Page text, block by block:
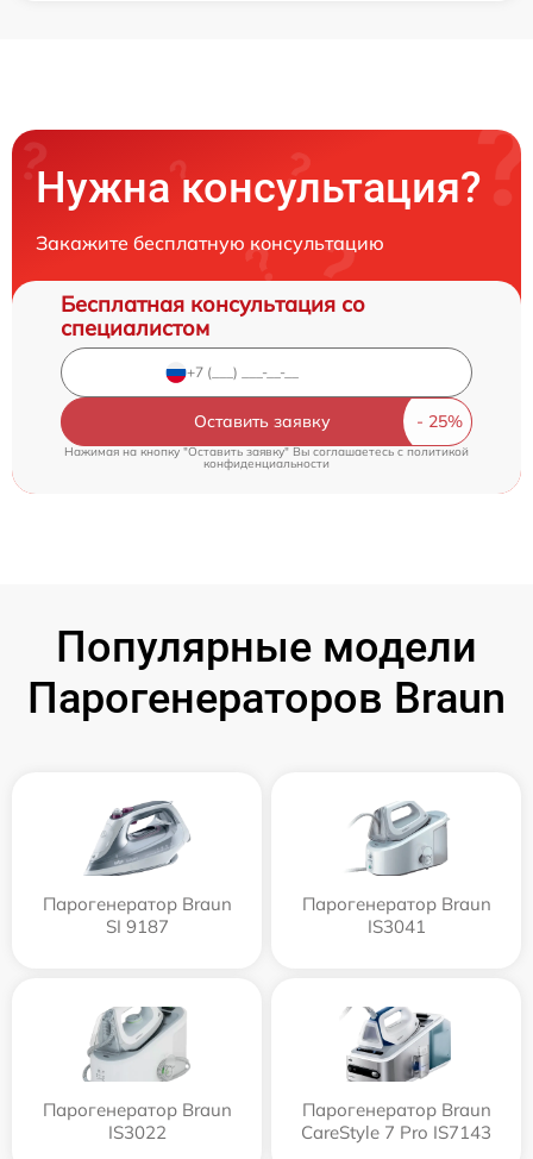
Нужна консультация?
Закажите бесплатную консультацию
Бесплатная консультация со
специалистом
Оставить заявку
Нажимая на кнопку "Оставить заявку" Вы соглашаетесь cполитикой
конфиденциальности
Популярные модели
Парогенераторов Braun
Парогенератор Braun
SI 9187
Парогенератор Braun
IS3041
Парогенератор Braun
IS3022
Парогенератор Braun
CareStyle 7 Pro IS7143